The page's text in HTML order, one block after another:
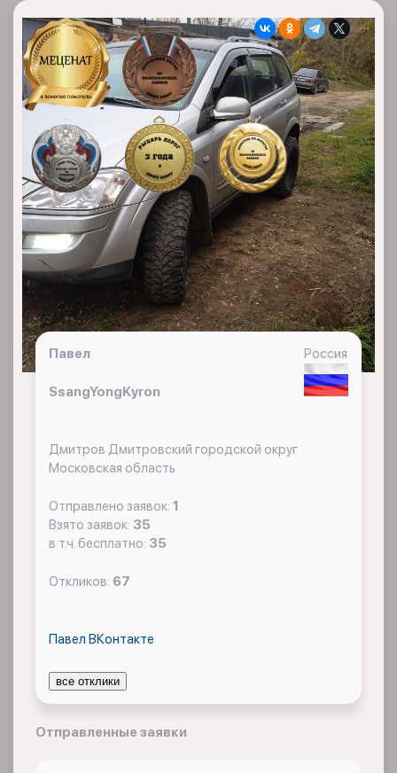
Россия
Павел
SsangYongKyron
Дмитров Дмитровский городской округ
Московская область
Отправлено заявок: 1
Взято заявок: 35
в т.ч. бесплатно: 35
Откликов: 67
Павел ВКонтакте
все отклики
Отправленные заявки